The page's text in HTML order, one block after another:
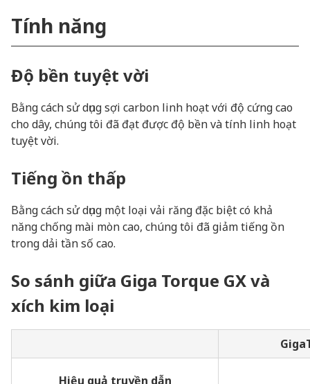
Tính năng
Độ bền tuyệt vời
Bằng cách sử dụng sợi carbon linh hoạt với độ cứng cao
cho dây, chúng tôi đã đạt được độ bền và tính linh hoạt
tuyệt vời.
Tiếng ồn thấp
Bằng cách sử dụng một loại vải răng đặc biệt có khả
năng chống mài mòn cao, chúng tôi đã giảm tiếng ồn
trong dải tần số cao.
So sánh giữa Giga Torque GX và
xích kim loại
Hiệu quả truyền dẫn